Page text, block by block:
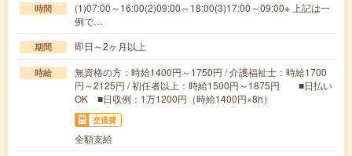
時間
(1)07:00～16:00(2)09:00～18:00(3)17:00～09:00※ 上記は一
例で…
期間 即日～2ヶ月以上
時給
無資格の方：時給1400円～1750円 / 介護福祉士：時給1700
円～2125円 / 初任者以上：時給1500円～1875円 ■日払い
OK ■日収例：1万1200円（時給1400円×8h）
交通費
全額支給